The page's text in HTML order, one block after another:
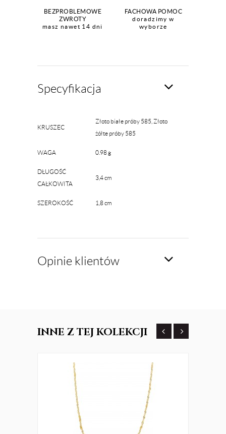
BEZPROBLEMOWE
ZWROTY
masz nawet 14 dni
FACHOWA POMOC
doradzimy w
wyborze
Specyfikacja
KRUSZEC
Złoto białe próby 585, Złoto
żółte próby 585
WAGA 0.98 g
DŁUGOŚĆ
CAŁKOWITA
3,4 cm
SZEROKOŚĆ 1,8 cm
Opinie klientów
INNE Z TEJ KOLEKCJI